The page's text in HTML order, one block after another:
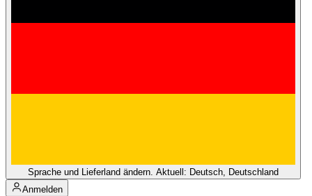
Sprache und Lieferland ändern. Aktuell: Deutsch, Deutschland
Anmelden